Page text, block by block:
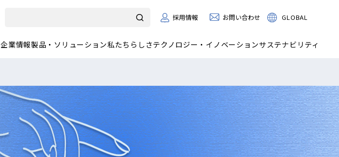
採用情報 お問い合わせ GLOBAL
企業情報製品・ソリューション私たちらしさテクノロジー・イノベーションサステナビリティ